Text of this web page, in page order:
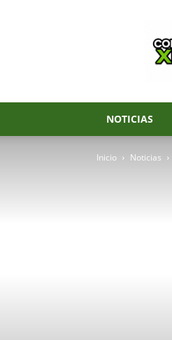
NOTICIAS
Inicio Noticias